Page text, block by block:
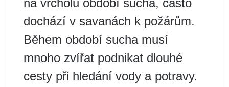
na vrcholu období sucha, často
dochází v savanách k požárům.
Během období sucha musí
mnoho zvířat podnikat dlouhé
cesty při hledání vody a potravy.